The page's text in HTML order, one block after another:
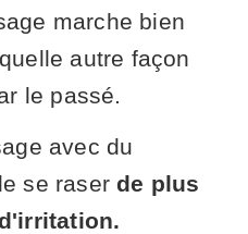
marche bien
autre façon
le passé.
avec du
se raserde plus